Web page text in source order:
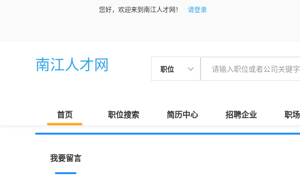
您好，欢迎来到南江人才网！
请登录
南江人才网 职位
首页 职位搜索 简历中心 招聘企业 职
我要留言